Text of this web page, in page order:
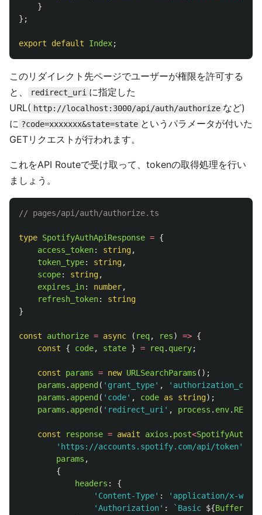
}
};
export default Index;
このリダイレクト先ページでユーザーが権限を許可する
と、
redirect_uri に指定した
URL( http://localhost:3000/api/auth/authorize など)
に ?code=xxxxxxx&state=state というパラメータが付いた
GETリクエストが行われます。
これをAPI Routeで受け取って、tokenの取得処理を行い
ましょう。
// pages/api/auth/authorize.ts
type SpotifyAuthApiResponse = {
access_token: string,
token_type: string,
scope: string,
expires_in: number,
refresh_token:
string
}
const authorize = async ( req, res) => {
const
{ code, state } = req. query;
const params = new URLSearchParams ();
params . append ( ' grant_type' , ' authorization_code
params . append ( ' code' , code as string);
params . append ( ' redirect_uri ' , process . env.
const response = await axios . post<
' https://accounts.spotify.com/api/token'
params ,
{
headers :
{
' Content-Type' : ' application/x-www-
'Authorization' : `Basic ${Buffer